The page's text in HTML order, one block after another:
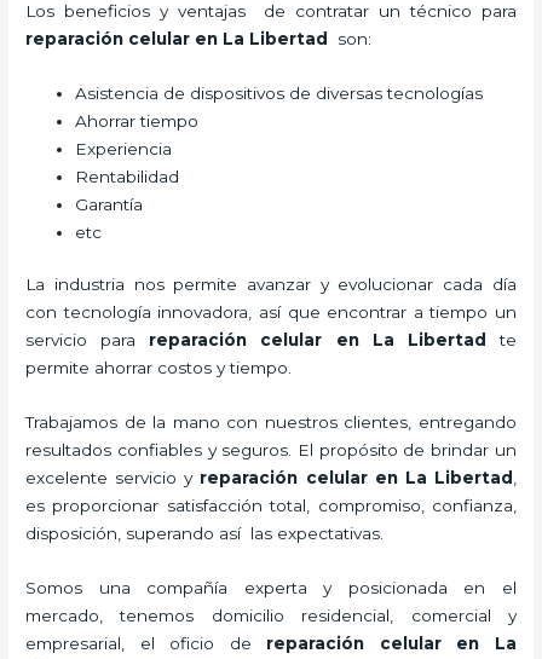
Los beneficios y ventajas de contratar un técnico para
reparación celular en La Libertad son:
Asistencia de dispositivos de diversas tecnologías
Ahorrar tiempo
Experiencia
Rentabilidad
Garantía
etc
La industria nos permite avanzar y evolucionar cada día
con tecnología innovadora, así que encontrar a tiempo un
servicio para reparación celular en La Libertad
te
permite ahorrar costos y tiempo.
Trabajamos de la mano con nuestros clientes, entregando
resultados confiables y seguros. El propósito de brindar un
excelente servicio y reparación celularen La Libertad
es proporcionar satisfacción total, compromiso, confianza,
disposición, superando así las expectativas.
Somos una compañía experta y posicionada en el
mercado, tenemos domicilio residencial, comercial y
empresarial, el oficio de reparación celular en La